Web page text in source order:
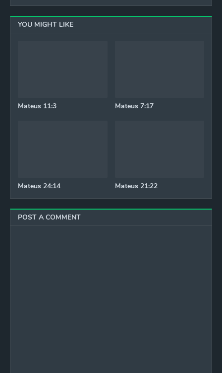
YOU MIGHT LIKE
Mateus 11:3 Mateus 7:17
Mateus 24:14 Mateus 21:22
POST A COMMENT